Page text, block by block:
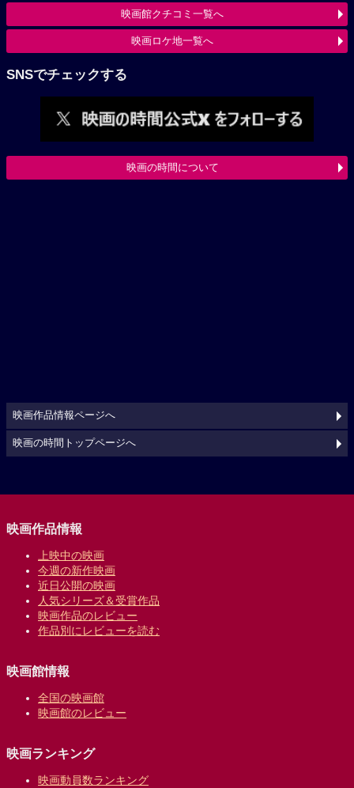
映画館クチコミ一覧へ
映画ロケ地一覧へ
SNSでチェックする
映画の時間について
映画作品情報ページへ
映画の時間トップページへ
映画作品情報
上映中の映画
今週の新作映画
近日公開の映画
人気シリーズ＆受賞作品
映画作品のレビュー
作品別にレビューを読む
映画館情報
全国の映画館
映画館のレビュー
映画ランキング
映画動員数ランキング